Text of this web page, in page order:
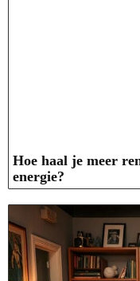
Hoe haal je meer
energie?